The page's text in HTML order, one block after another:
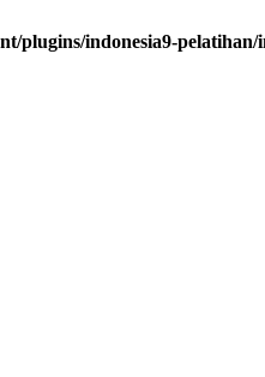
plugins/indonesia9-